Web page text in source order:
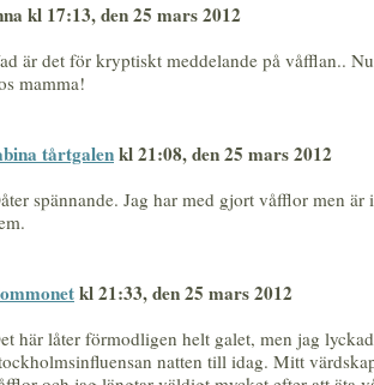
kl 17:13, den 25 mars 2012
är det för kryptiskt meddelande på våfflan..
mamma!
tårtgalenkl 21:08, den 25 mars 2012
spännande. Jag har med gjort våfflor men är
kl 21:33, den 25 mars 2012
här låter förmodligen helt galet, men jag
natten till idag. Mitt